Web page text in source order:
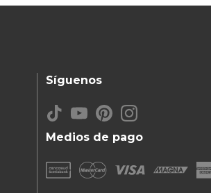
Medios de pago
Síguenos